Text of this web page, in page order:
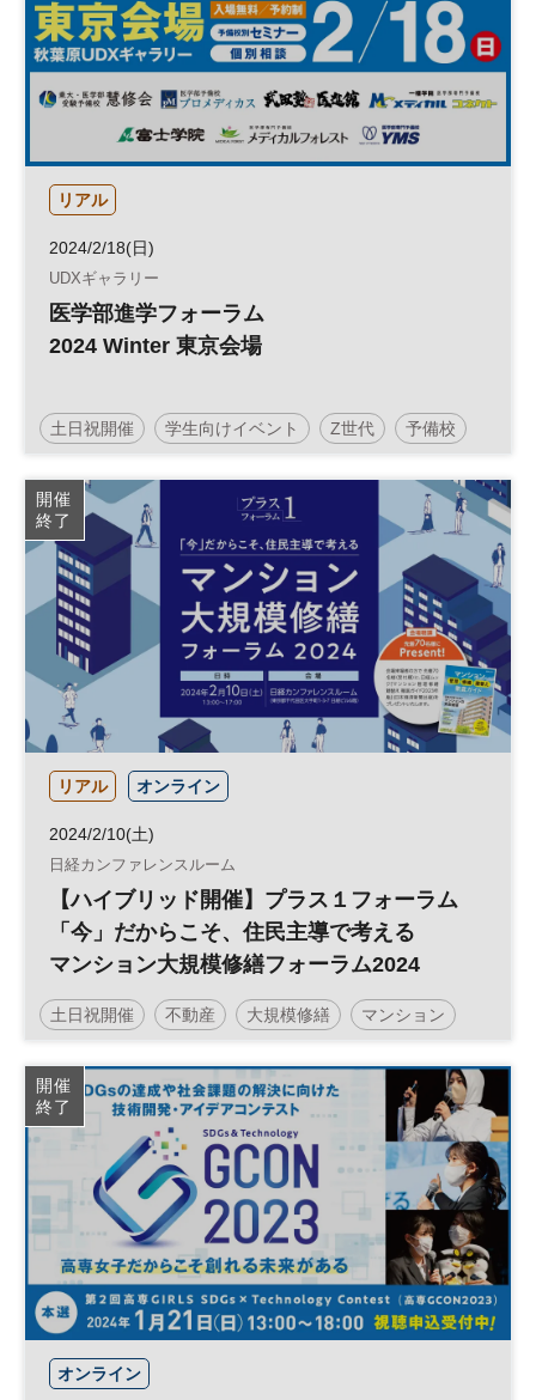
リアル
2024/2/18(日)
UDXギャラリー
医学部進学フォーラム
2024 Winter 東京会場
土日祝開催 学生向けイベント Z世代 予備校
受験 塾 医療 医学部 大学
教育
開催
終了
リアル オンライン
2024/2/10(土)
日経カンファレンスルーム
【ハイブリッド開催】プラス１フォーラム
「今」だからこそ、住民主導で考える
マンション大規模修繕フォーラム2024
土日祝開催 不動産 大規模修繕 マンション
参加無料
開催
終了
オンライン